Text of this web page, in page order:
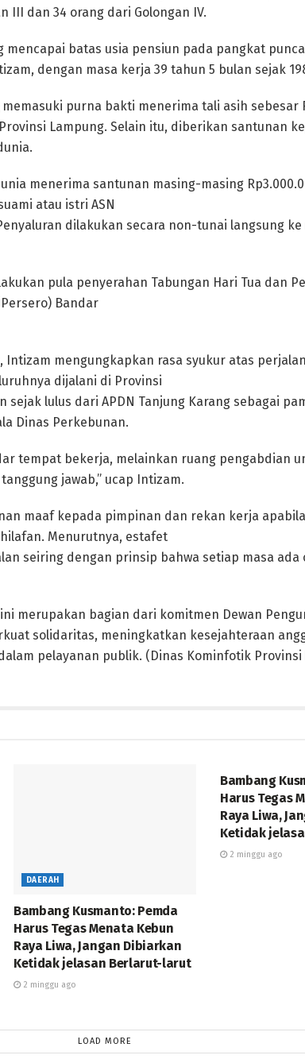
III dan 34 orang dari Golongan IV.
mencapai batas usia pensiun pada pangkat
dengan masa kerja 39 tahun 5 bulan sejak
purna bakti menerima tali asih sebesar
Lampung. Selain itu, diberikan santunan
menerima santunan masing-masing
atau istri ASN
dilakukan secara non-tunai langsung
pula penyerahan Tabungan Hari Tua dan
Bandar
Intizam mengungkapkan rasa syukur atas
dijalani di Provinsi
sejak lulus dari APDN Tanjung Karang sebagai
Dinas Perkebunan.
tempat bekerja, melainkan ruang pengabdian
jawab,” ucap Intizam.
maaf kepada pimpinan dan rekan kerja
Menurutnya, estafet
seiring dengan prinsip bahwa setiap masa ada
merupakan bagian dari komitmen Dewan
solidaritas, meningkatkan kesejahteraan
pelayanan publik. (Dinas Kominfotik Provinsi
DAERAH
Bambang Kusmanto: Pemda
Harus Tegas Menata Kebun
Raya Liwa, Jangan Dibiarkan
Ketidak jelasan Berlarut-larut
2 minggu ago
Bambang
Harus Tegas
Raya Liwa,
Ketidak
2 minggu ago
LOAD MORE